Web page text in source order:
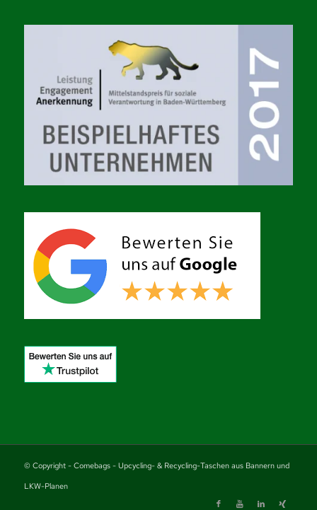
© Copyright - Comebags - Upcycling- & Recycling-Taschen aus Bannern und
LKW-Planen